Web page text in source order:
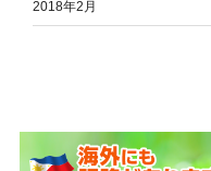
2018年2月